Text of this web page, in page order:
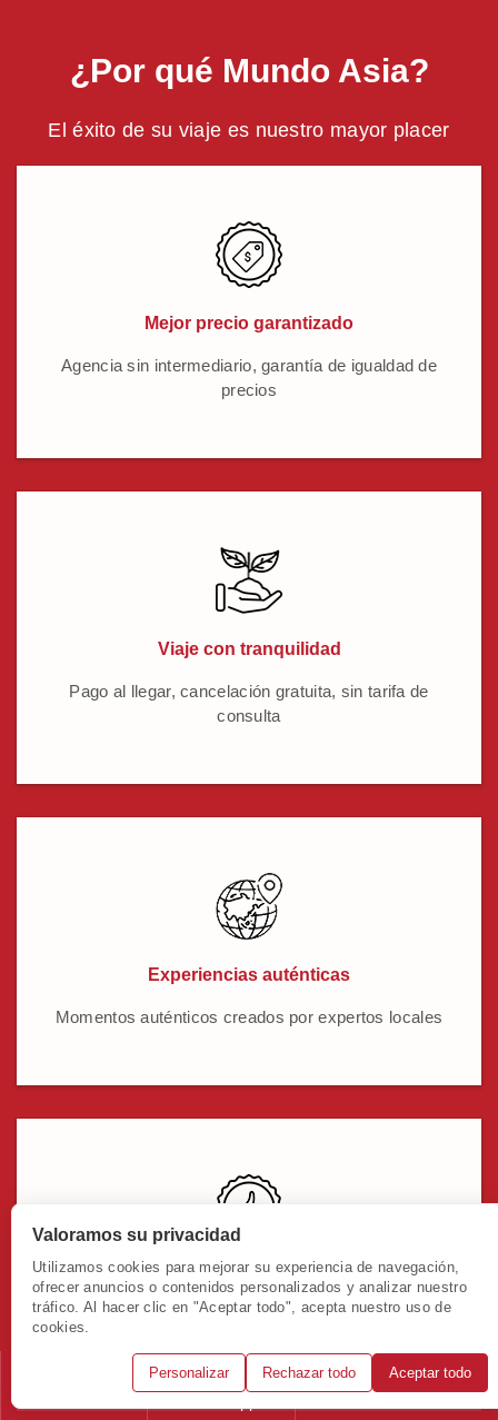
¿Por qué Mundo Asia?
El éxito de su viaje es nuestro mayor placer
Mejor precio garantizado
Agencia sin intermediario, garantía de igualdad de
precios
Viaje con tranquilidad
Pago al llegar, cancelación gratuita, sin tarifa de
consulta
Experiencias auténticas
Momentos auténticos creados por expertos locales
Soporte instantáneo
Nuestros expertos locales ofrecen soporte 24/7 en
Valoramos su privacidad
Utilizamos cookies para mejorar su experiencia de navegación,
ofrecer anuncios o contenidos personalizados y analizar nuestro
tráfico. Al hacer clic en "Aceptar todo", acepta nuestro uso de
cookies.
Personalizar Rechazar todo Aceptar todo